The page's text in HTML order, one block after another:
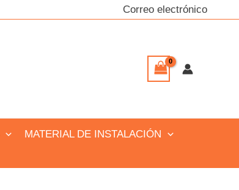
Correo electrónico
MATERIAL DE INSTALACIÓN